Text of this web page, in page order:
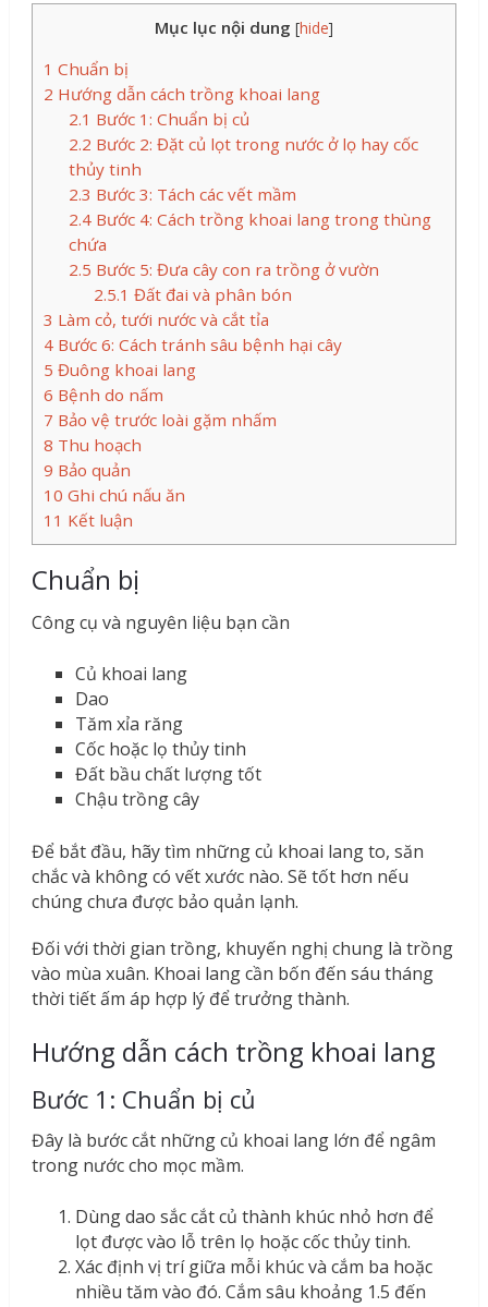
Mục lục nội dung [hide]
1 Chuẩn bị
2 Hướng dẫn cách trồng khoai lang
2.1 Bước 1: Chuẩn bị củ
2.2 Bước 2: Đặt củ lọt trong nước ở lọ hay cốc
thủy tinh
2.3 Bước 3: Tách các vết mầm
2.4Bước 4: Cách trồng khoai lang trong thùng
chứa
2.5 Bước 5: Đưa cây con ra trồng ở vườn
2.5.1 Đất đai và phân bón
3 Làm cỏ, tưới nước và cắt tỉa
4Bước 6: Cách tránh sâu bệnh hại cây
5 Đuông khoai lang
6 Bệnh do nấm
7 Bảo vệ trước loài gặm nhấm
8 Thu hoạch
9 Bảo quản
10 Ghi chú nấu ăn
11 Kết luận
Chuẩn bị
Công cụ và nguyên liệu bạn cần
Củ khoai lang
Dao
Tăm xỉa răng
Cốc hoặc lọ thủy tinh
Đất bầu chất lượng tốt
Chậu trồng cây
Để bắt đầu, hãy tìm những củ khoai lang to, săn
chắc và không có vết xước nào. Sẽ tốt hơn nếu
chúng chưa được bảo quản lạnh.
Đối với thời gian trồng, khuyến nghị chung là trồng
vào mùa xuân. Khoai lang cần bốn đến sáu tháng
thời tiết ấm áp hợp lý để trưởng thành.
Hướng dẫn cách trồng khoai lang
Bước 1: Chuẩn bị củ
Đây là bước cắt những củ khoai lang lớn để ngâm
trong nước cho mọc mầm.
Dùng dao sắc cắt củ thành khúc nhỏ hơn để
lọt được vào lỗ trên lọ hoặc cốc thủy tinh.
Xác định vị trí giữa mỗi khúc và cắm ba hoặc
nhiều tăm vào đó. Cắm sâu khoảng 1.5 đến